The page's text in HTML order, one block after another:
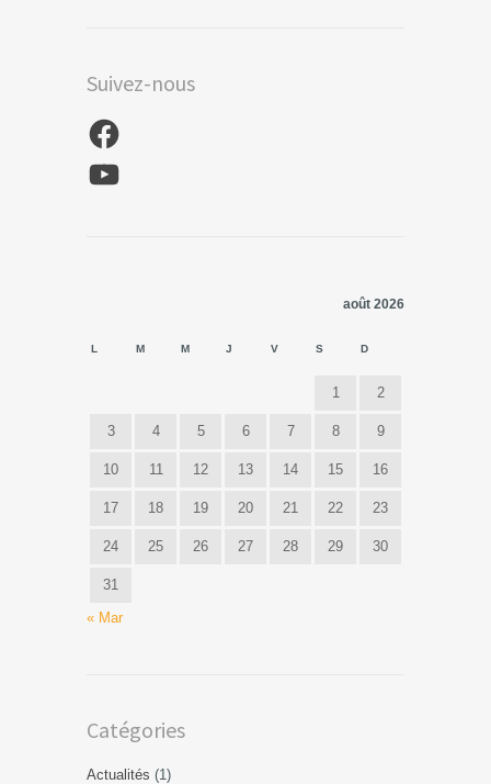
Suivez-nous
Facebook
YouTube
août 2026
L M M J V S D
1 2
3 4 5 6 7 8 9
10 11 12 13 14 15 16
17 18 19 20 21 22 23
24 25 26 27 28 29 30
31
« Mar
Catégories
Actualités (1)